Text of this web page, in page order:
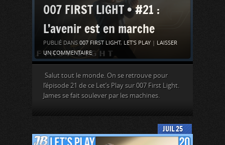
007 FIRST LIGHT • #21 :
L’avenir est en marche
PUBLIÉ DANS 007 FIRST LIGHT, LET'S PLAY | LAISSER
UN COMMENTAIRE
Salut tout le monde. On se retrouve pour
l’épisode 21 de ce Let’s Play sur 007 First Light.
James se fait soulever par les machines.
25
JUIL